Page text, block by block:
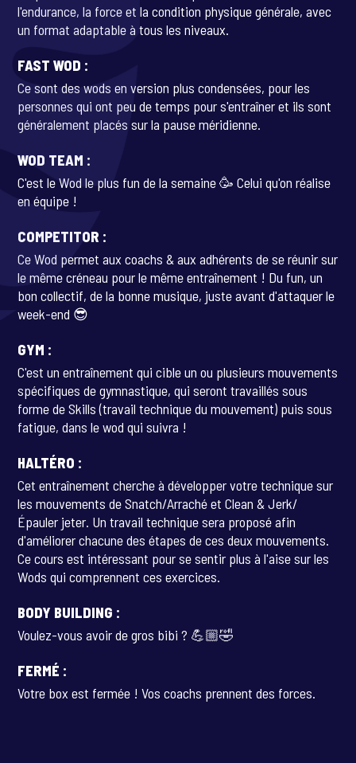
l'endurance, la force et la condition physique générale, avec
un format adaptable à tous les niveaux.
FAST WOD :
Ce sont des wods en version plus condensées, pour les
personnes qui ont peu de temps pour s'entraîner et ils sont
généralement placés sur la pause méridienne.
WOD TEAM :
C'est le Wod le plus fun de la semaine 🥳 Celui qu'on réalise
en équipe !
COMPETITOR :
Ce Wod permet aux coachs & aux adhérents de se réunir sur
le même créneau pour le même entraînement ! Du fun, un
bon collectif, de la bonne musique, juste avant d'attaquer le
week-end 😎
GYM :
C'est un entraînement qui cible un ou plusieurs mouvements
spécifiques de gymnastique, qui seront travaillés sous
forme de Skills (travail technique du mouvement) puis sous
fatigue, dans le wod qui suivra !
HALTÉRO :
Cet entraînement cherche à développer votre technique sur
les mouvements de Snatch/Arraché et Clean & Jerk/
Épauler jeter. Un travail technique sera proposé afin
d'améliorer chacune des étapes de ces deux mouvements.
Ce cours est intéressant pour se sentir plus à l'aise sur les
Wods qui comprennent ces exercices.
BODY BUILDING :
Voulez-vous avoir de gros bibi ? 💪🏼🤣
FERMÉ :
Votre box est fermée ! Vos coachs prennent des forces.